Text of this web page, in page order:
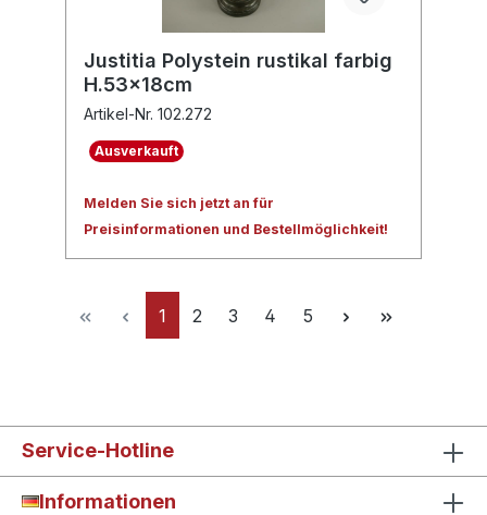
Justitia Polystein rustikal farbig
H.53x18cm
Artikel-Nr. 102.272
Ausverkauft
Melden Sie sich jetzt an für
Preisinformationen und Bestellmöglichkeit!
1 2 3 4 5
Service-Hotline
Informationen